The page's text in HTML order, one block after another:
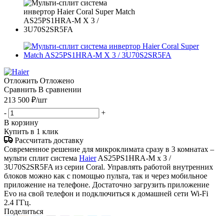
Отложить Отложено
Сравнить В сравнении
213 500 ₽/шт
-
+
В корзину
Купить в 1 клик
Рассчитать доставку
Современное решение для микроклимата сразу в 3 комнатах –
мульти сплит система HaierAS25PS1HRA-M x 3 /
3U70S2SR5FA из серии Coral. Управлять работой внутренних
блоков можно как с помощью пульта, так и через мобильное
приложение на телефоне. Достаточно загрузить приложение
Evo на свой телефон и подключиться к домашней сети Wi-Fi
2.4 ГГц.
Поделиться